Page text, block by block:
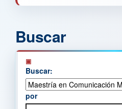
Buscar
Buscar:
por